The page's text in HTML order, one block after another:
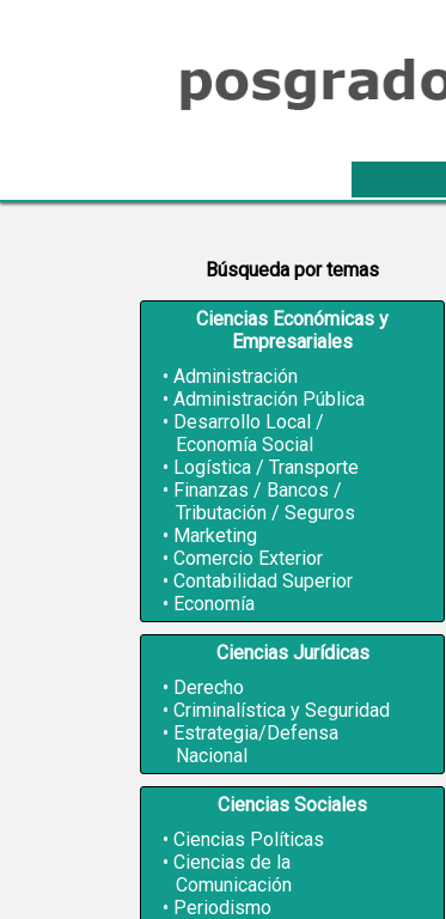
Búsqueda por temas
Ciencias Económicas y
Empresariales
Administración
Administración Pública
Desarrollo Local /
Economía Social
Logística / Transporte
Finanzas / Bancos /
Tributación / Seguros
Marketing
Comercio Exterior
Contabilidad Superior
Economía
Ciencias Jurídicas
Derecho
Criminalística y Seguridad
Estrategia/Defensa
Nacional
Ciencias Sociales
Ciencias Políticas
Ciencias de la
Comunicación
Periodismo